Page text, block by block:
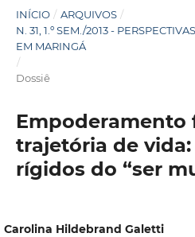
INÍCIO / ARQUIVOS /
N. 31, 1.º SEM./2013 -
EM MARINGÁ
/
Dossiê
Empoderamento
trajetória de
rígidos do “ser
Carolina Hildebrand Galetti